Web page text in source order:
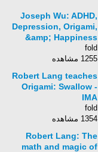
Joseph Wu: ADHD,
Depression, Origami,
&amp; Happiness
fold
1255 مشاهده
Robert Lang teaches
Origami: Swallow -
IMA
fold
1354 مشاهده
Robert Lang: The
math and magic of